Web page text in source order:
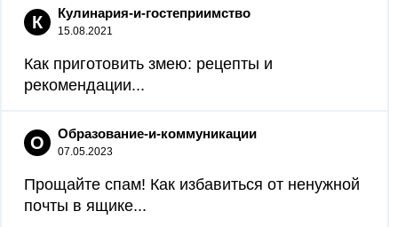
К Кулинария-и-гостеприимство
15.08.2021
Как приготовить змею: рецепты и
рекомендации...
О Образование-и-коммуникации
07.05.2023
Прощайте спам! Как избавиться от ненужной
почты в ящике...